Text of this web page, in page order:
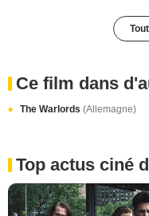
Ce film dans
The Warlords (Allemagne)
Top actus ciné